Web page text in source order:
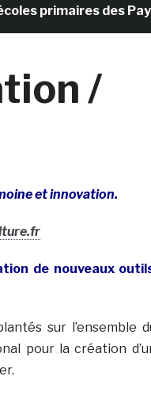
primaires des Pays-
/
et innovation.
de nouveaux
sur l’ensemble
pour la création